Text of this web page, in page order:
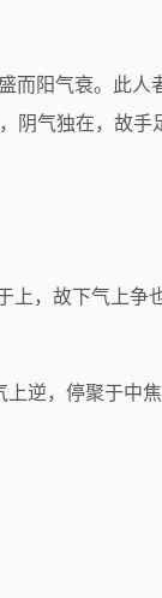
而阳气衰。此人
阴气独在，故手
上，故下气上争
逆，停聚于中焦